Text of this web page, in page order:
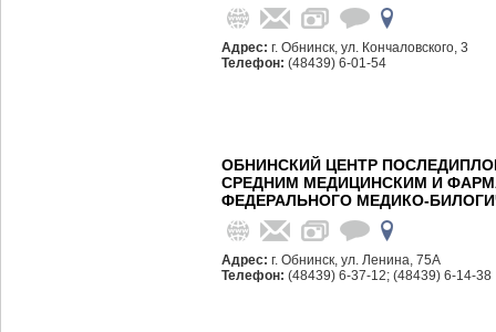
Адрес: г. Обнинск, ул. Кончаловского, 3
Телефон: (48439) 6-01-54
ОБНИНСКИЙ ЦЕНТР
СРЕДНИМ МЕДИЦИНСКИМ И
ФЕДЕРАЛЬНОГО МЕДИКО-
Адрес: г. Обнинск, ул. Ленина, 75А
Телефон: (48439) 6-37-12; (48439) 6-14-38